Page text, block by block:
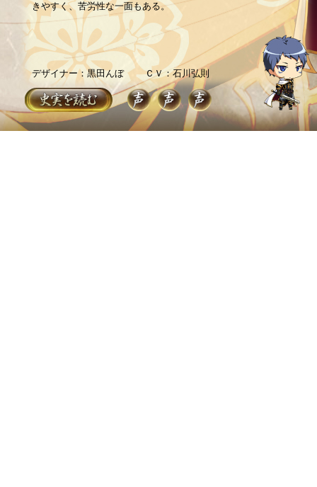
きやすく、苦労性な一面もある。
デザイナー：黒田んぼ ＣＶ：石川弘則